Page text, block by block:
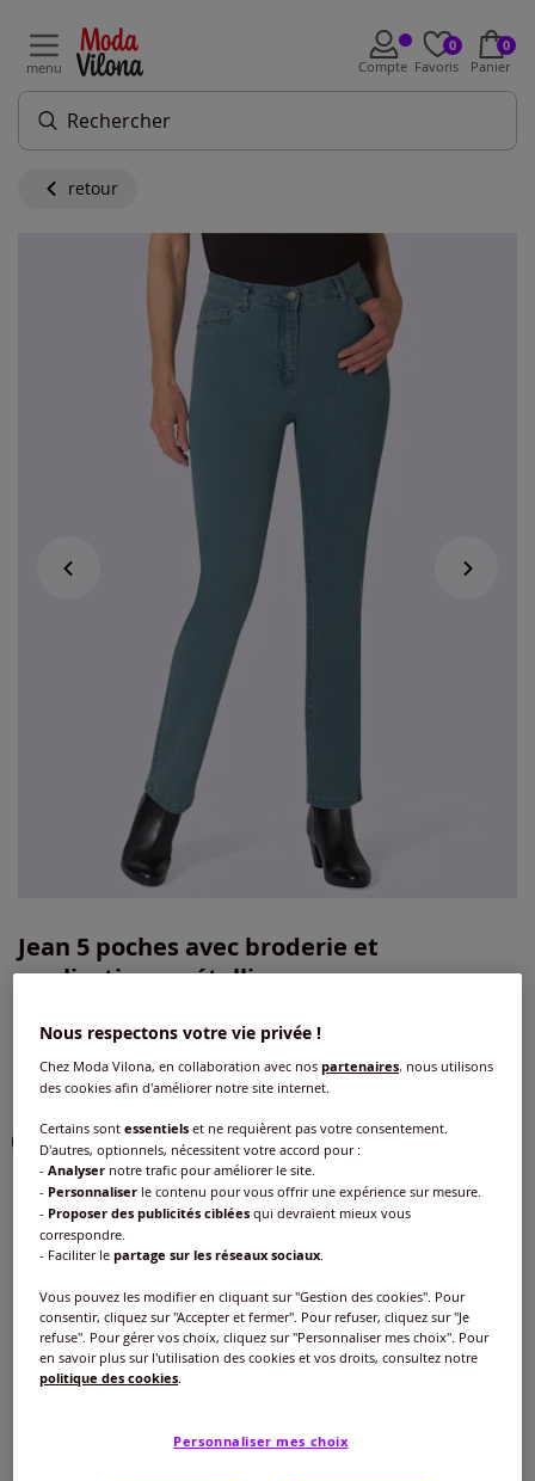
menu Compte
0
Favoris
0
Panier
retour
Jean 5 poches avec broderie et
applications métalliques
Réf : 271.261.202 4.4 /
Couleur :bleu blanchi
Choisir une couleur :
Modèle :
Taille standard
Nous respectons votre vie privée !
Chez Moda Vilona, en collaboration avec nospartenaires, nous utilisons
des cookies afin d'améliorer notre site internet.
Certains sontessentiels et ne requièrent pas votre consentement.
D'autres, optionnels, nécessitent votre accord pour :
-Analyser notre trafic pour améliorer le site.
- Personnaliser le contenu pour vous offrir une expérience sur mesure.
- Proposer des publicités ciblées qui devraient mieux vous
correspondre.
- Faciliter lepartage sur les réseaux sociaux.
Vous pouvez les modifier en cliquant sur "Gestion des cookies". Pour
consentir, cliquez sur "Accepter et fermer". Pour refuser, cliquez sur "Je
refuse". Pour gérer vos choix, cliquez sur "Personnaliser mes choix". Pour
en savoir plus sur l'utilisation des cookies et vos droits, consultez notre
politique des cookies.
Personnaliser mes choix